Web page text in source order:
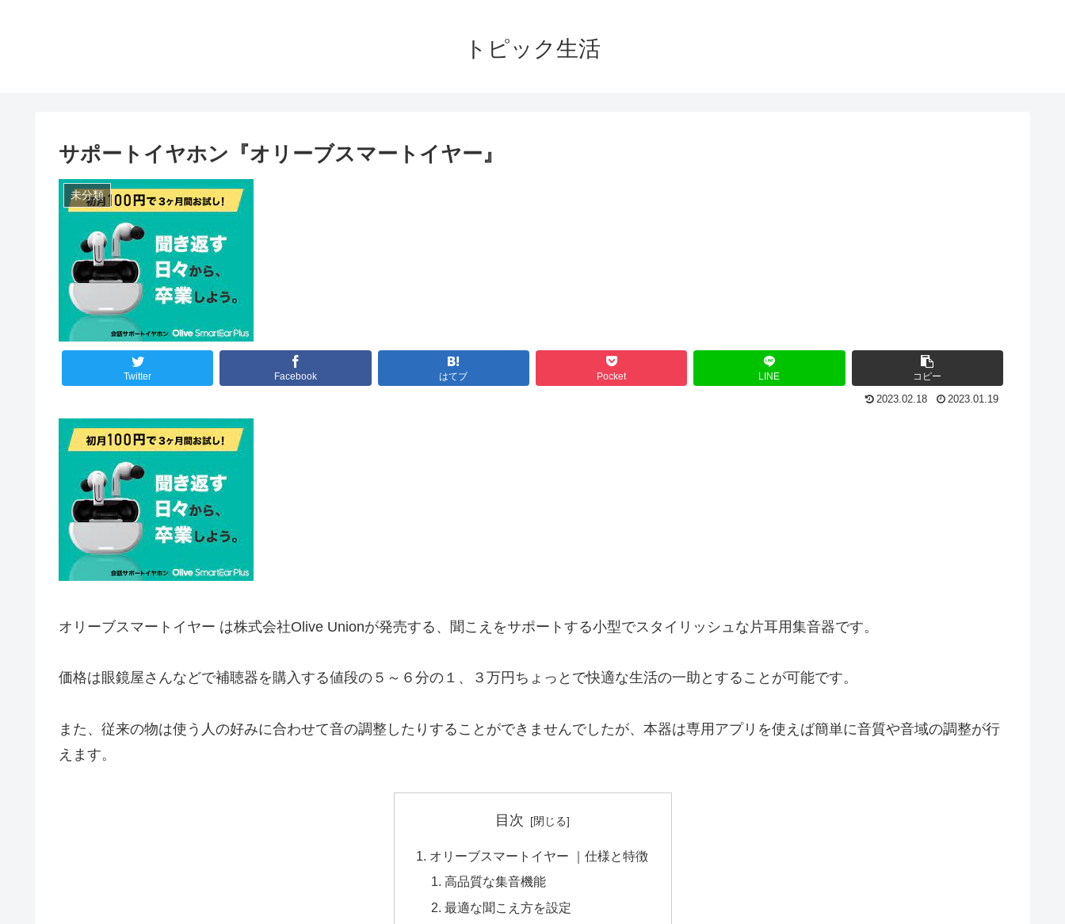
トピック生活
サポートイヤホン『オリーブスマートイヤー』
未分類
Twitter Facebook はてブ Pocket LINE コピー
2023.02.18 2023.01.19
オリーブスマートイヤー は株式会社Olive Unionが発売する、聞こえをサポートする小型でスタイリッシュな片耳用集音器です。
価格は眼鏡屋さんなどで補聴器を購入する値段の５～６分の１、３万円ちょっとで快適な生活の一助とすることが可能です。
また、従来の物は使う人の好みに合わせて音の調整したりすることができませんでしたが、本器は専用アプリを使えば簡単に音質や音域の調整が行
えます。
目次
オリーブスマートイヤー ｜仕様と特徴
高品質な集音機能
最適な聞こえ方を設定